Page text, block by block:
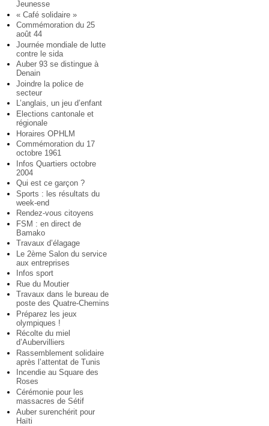
Jeunesse
« Café solidaire »
Commémoration du 25
août 44
Journée mondiale de lutte
contre le sida
Auber 93 se distingue à
Denain
Joindre la police de
secteur
L’anglais, un jeu d’enfant
Elections cantonale et
régionale
Horaires OPHLM
Commémoration du 17
octobre 1961
Infos Quartiers octobre
2004
Qui est ce garçon ?
Sports : les résultats du
week-end
Rendez-vous citoyens
FSM : en direct de
Bamako
Travaux d’élagage
Le 2ème Salon du service
aux entreprises
Infos sport
Rue du Moutier
Travaux dans le bureau de
poste des Quatre-Chemins
Préparez les jeux
olympiques !
Récolte du miel
d’Aubervilliers
Rassemblement solidaire
après l’attentat de Tunis
Incendie au Square des
Roses
Cérémonie pour les
massacres de Sétif
Auber surenchérit pour
Haïti